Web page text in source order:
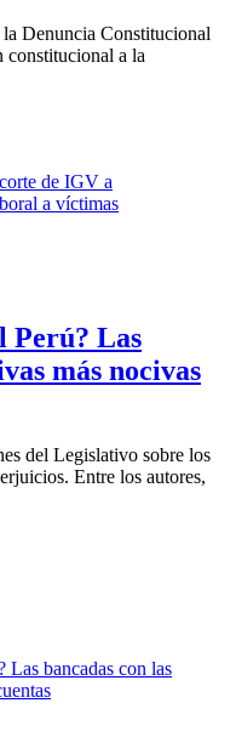
Denuncia Constitucional
constitucional a la
Perú? Las
más nocivas
del Legislativo sobre los
Entre los autores,